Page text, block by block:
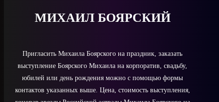
МИХАИЛ БОЯРСКИЙ
Пригласить Михаила Боярского на праздник, заказать
выступление Боярского Михаила на корпоратив, свадьбу,
юбилей или день рождения можно с помощью формы
контактов указанных выше. Цена, стоимость выступления,